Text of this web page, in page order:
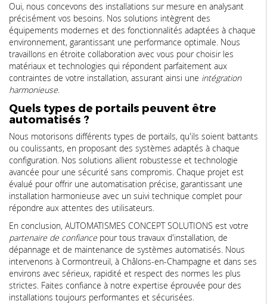
Oui, nous concevons des installations sur mesure en analysant
précisément vos besoins. Nos solutions intègrent des
équipements modernes et des fonctionnalités adaptées à chaque
environnement, garantissant une performance optimale. Nous
travaillons en étroite collaboration avec vous pour choisir les
matériaux et technologies qui répondent parfaitement aux
contraintes de votre installation, assurant ainsi une intégration
harmonieuse.
Quels types de portails peuvent être
automatisés ?
Nous motorisons différents types de portails, qu'ils soient battants
ou coulissants, en proposant des systèmes adaptés à chaque
configuration. Nos solutions allient robustesse et technologie
avancée pour une sécurité sans compromis. Chaque projet est
évalué pour offrir une automatisation précise, garantissant une
installation harmonieuse avec un suivi technique complet pour
répondre aux attentes des utilisateurs.
En conclusion, AUTOMATISMES CONCEPT SOLUTIONS est votre
partenaire de confiance pour tous travaux d'installation, de
dépannage et de maintenance de systèmes automatisés. Nous
intervenons à Cormontreuil, à Châlons-en-Champagne et dans ses
environs avec sérieux, rapidité et respect des normes les plus
strictes. Faites confiance à notre expertise éprouvée pour des
installations toujours performantes et sécurisées.